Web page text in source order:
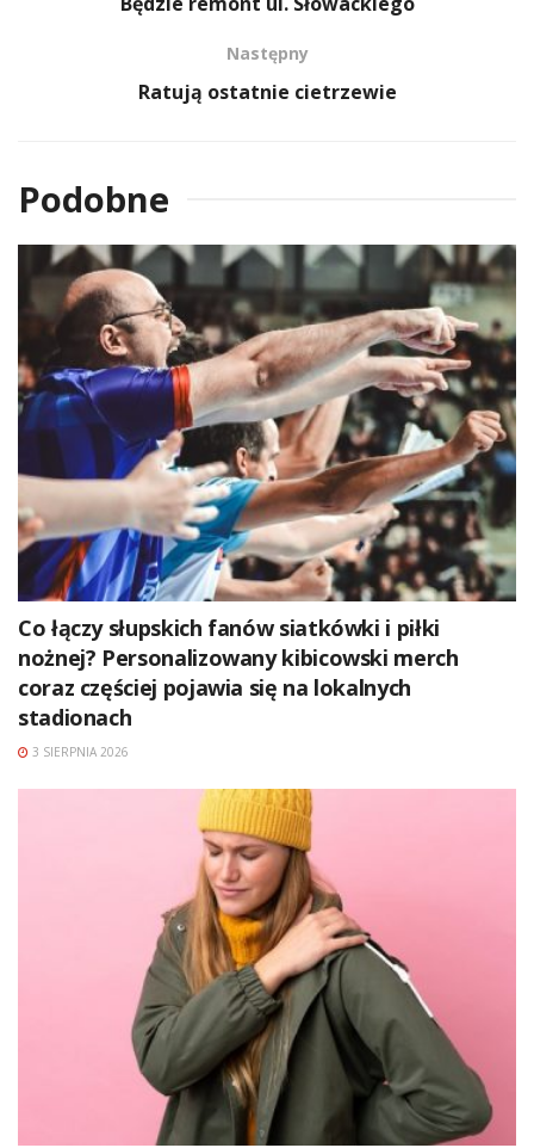
Następny
Ratują ostatnie cietrzewie
Podobne
Co łączy słupskich fanów siatkówki i piłki
nożnej? Personalizowany kibicowski merch
coraz częściej pojawia się na lokalnych
stadionach
3 SIERPNIA 2026